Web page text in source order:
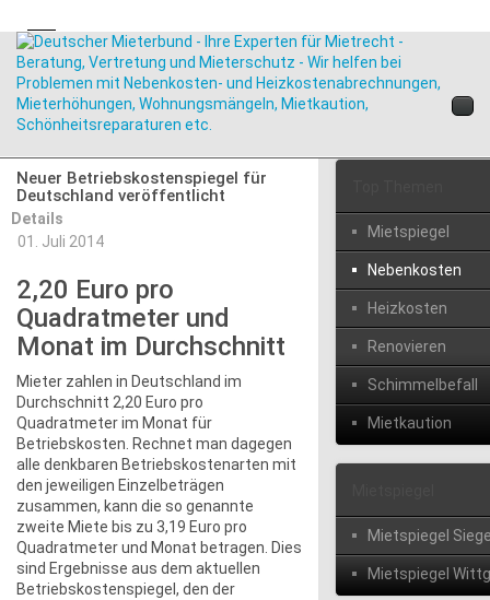
Neuer Betriebskostenspiegel für
Deutschland veröffentlicht
Details
01. Juli 2014
2,20 Euro pro
Quadratmeter und
Monat im Durchschnitt
Mieter zahlen in Deutschland im
Durchschnitt 2,20 Euro pro
Quadratmeter im Monat für
Betriebskosten. Rechnet man dagegen
alle denkbaren Betriebskostenarten mit
den jeweiligen Einzelbeträgen
zusammen, kann die so genannte
zweite Miete bis zu 3,19 Euro pro
Quadratmeter und Monat betragen. Dies
sind Ergebnisse aus dem aktuellen
Betriebskostenspiegel, den der
Mietspiegel
Nebenkosten
Heizkosten
Renovieren
Schimmelbefall
Mietkaution
Mietspiegel
Mietspiegel